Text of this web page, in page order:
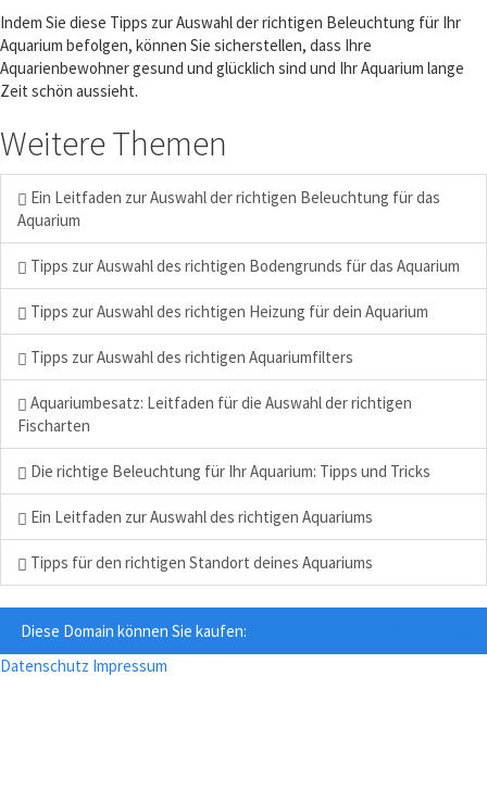
Indem Sie diese Tipps zur Auswahl der richtigen Beleuchtung für Ihr
Aquarium befolgen, können Sie sicherstellen, dass Ihre
Aquarienbewohner gesund und glücklich sind und Ihr Aquarium lange
Zeit schön aussieht.
Weitere Themen
Ein Leitfaden zur Auswahl der richtigen Beleuchtung für das
Aquarium
Tipps zur Auswahl des richtigen Bodengrunds für das Aquarium
Tipps zur Auswahl des richtigen Heizung für dein Aquarium
Tipps zur Auswahl des richtigen Aquariumfilters
Aquariumbesatz: Leitfaden für die Auswahl der richtigen
Fischarten
Die richtige Beleuchtung für Ihr Aquarium: Tipps und Tricks
Ein Leitfaden zur Auswahl des richtigen Aquariums
Tipps für den richtigen Standort deines Aquariums
Diese Domain können Sie kaufen:
Datenschutz Impressum